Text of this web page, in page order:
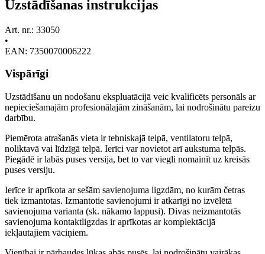
Uzstādīšanas instrukcijas
Art. nr.: 33050
•
EAN: 7350070006222
Vispārīgi
Uzstādīšanu un nodošanu ekspluatācijā veic kvalificēts personāls ar
nepieciešamajām profesionālajām zināšanām, lai nodrošinātu pareizu
darbību.
Piemērota atrašanās vieta ir tehniskajā telpā, ventilatoru telpā,
noliktavā vai līdzīgā telpā. Ierīci var novietot arī aukstuma telpās.
Piegādē ir labās puses versija, bet to var viegli nomainīt uz kreisās
puses versiju.
Ierīce ir aprīkota ar sešām savienojuma ligzdām, no kurām četras
tiek izmantotas. Izmantotie savienojumi ir atkarīgi no izvēlētā
savienojuma varianta (sk. nākamo lappusi). Divas neizmantotās
savienojuma kontaktligzdas ir aprīkotas ar komplektācijā
iekļautajiem vāciņiem.